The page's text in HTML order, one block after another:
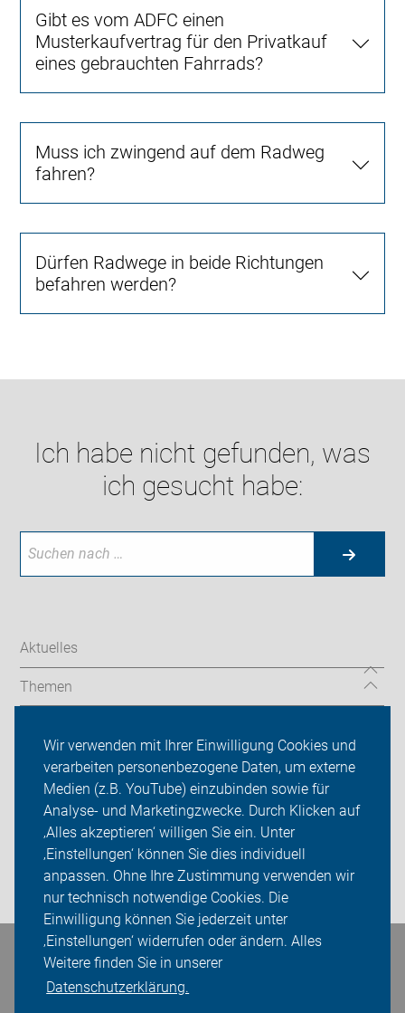
Wir verwenden mit Ihrer Einwilligung Cookies und
verarbeiten personenbezogene Daten, um externe
Medien (z.B. YouTube) einzubinden sowie für
Analyse- und Marketingzwecke. Durch Klicken auf
‚Alles akzeptieren‘ willigen Sie ein. Unter
‚Einstellungen‘ können Sie dies individuell
anpassen. Ohne Ihre Zustimmung verwenden wir
nur technisch notwendige Cookies. Die
Einwilligung können Sie jederzeit unter
‚Einstellungen‘ widerrufen oder ändern. Alles
Weitere finden Sie in unserer
Datenschutzerklärung.
Gibt es vom ADFC einen
Musterkaufvertrag für den Privatkauf
eines gebrauchten Fahrrads?
Muss ich zwingend auf dem Radweg
fahren?
Dürfen Radwege in beide Richtungen
befahren werden?
Ich habe nicht gefunden, was
ich gesucht habe:
Aktuelles
Themen
Spenden
ADFC Leipzig
Sei dabei
Presse
Bleiben Sie in Kontakt